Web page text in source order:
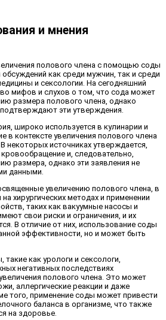
и мнения
полового члена с помощью соды
как среди мужчин, так и среди
и сексологии. На сегодняшний
мифов и слухов о том, что сода может
размера полового члена, однако
эти утверждения.
широко используется в кулинарии и
в контексте увеличения полового члена
некоторых источниках утверждается,
и, следовательно,
размера, однако эти заявления не
данными.
увеличению полового члена, в
хирургических методах и применении
таких как вакуумные насосы и
свои риски и ограничения, и их
В отличие от них, использование соды
эффективности, но и может быть
как урологи и сексологи,
негативных последствиях
полового члена. Это может
аллергические реакции и даже
того, применение соды может привести
баланса в организме, что также
на здоровье.